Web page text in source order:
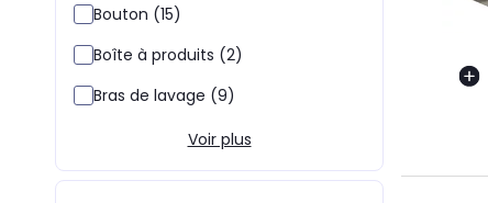
Bouton (15)
Boîte à produits (2)
Bras de lavage (9)
Voir plus